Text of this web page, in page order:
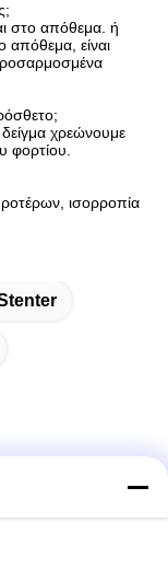
στο απόθεμα. ή
απόθεμα, είναι
χρεώνουμε
φορτίου.
ισορροπία